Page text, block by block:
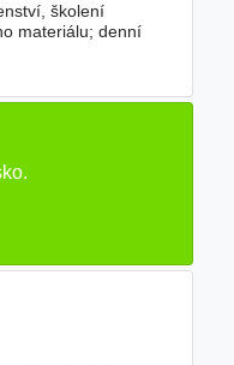
školení
materiálu; denní